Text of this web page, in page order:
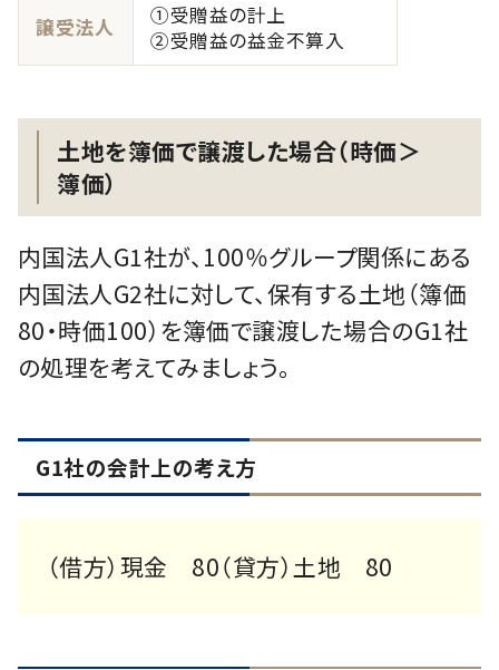
譲受法人
①受贈益の計上
②受贈益の益金不算入
土地を簿価で譲渡した場合（時価＞
簿価）
内国法人G1社が、100％グループ関係にある
内国法人G2社に対して、保有する土地（簿価
80・時価100）を簿価で譲渡した場合のG1社
の処理を考えてみましょう。
G1社の会計上の考え方
（借方）現金 80（貸方）土地 80